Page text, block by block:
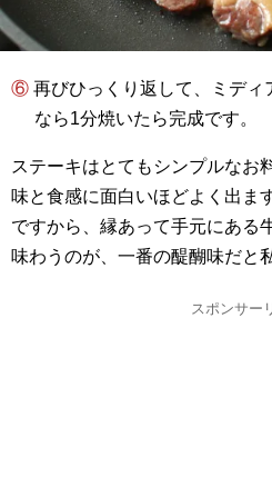
⑥ 再びひっくり返して、ミディアムなら30秒、ウェルダン
なら1分焼いたら完成です。
ステーキはとてもシンプルなお
味と食感に面白いほどよく出ます
ですから、縁あって手元にある
味わうのが、一番の醍醐味だと
スポンサー